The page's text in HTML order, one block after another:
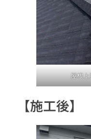
屋根
【施工後】